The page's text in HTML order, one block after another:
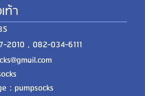
ท้า
2010 , 082-034-6111
: pumpsocks